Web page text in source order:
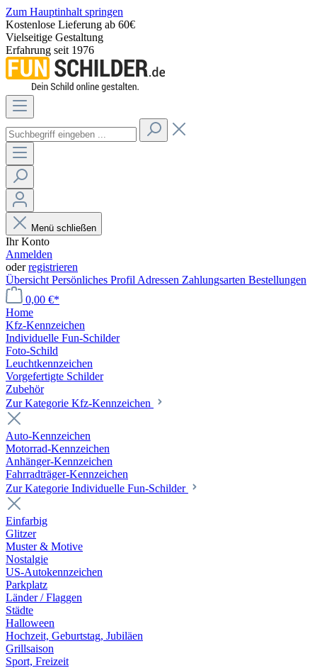
Zum Hauptinhalt springen
Kostenlose Lieferung ab 60€
Vielseitige Gestaltung
Erfahrung seit 1976
Menü schließen
Ihr Konto
Anmelden
oderregistrieren
Übersicht Persönliches Profil Adressen Zahlungsarten Bestellungen
0,00 €*
Home
Kfz-Kennzeichen
Individuelle Fun-Schilder
Foto-Schild
Leuchtkennzeichen
Vorgefertigte Schilder
Zubehör
Zur Kategorie Kfz-Kennzeichen
Auto-Kennzeichen
Motorrad-Kennzeichen
Anhänger-Kennzeichen
Fahrradträger-Kennzeichen
Zur Kategorie Individuelle Fun-Schilder
Einfarbig
Glitzer
Muster & Motive
Nostalgie
US-Autokennzeichen
Parkplatz
Länder / Flaggen
Städte
Halloween
Hochzeit, Geburtstag, Jubiläen
Grillsaison
Sport, Freizeit